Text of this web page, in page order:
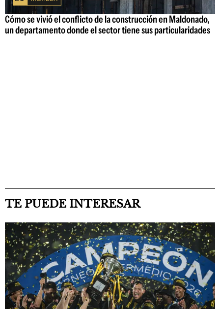
Cómo se vivió el conflicto de la construcción en Maldonado,
un departamento donde el sector tiene sus particularidades
TE PUEDE INTERESAR